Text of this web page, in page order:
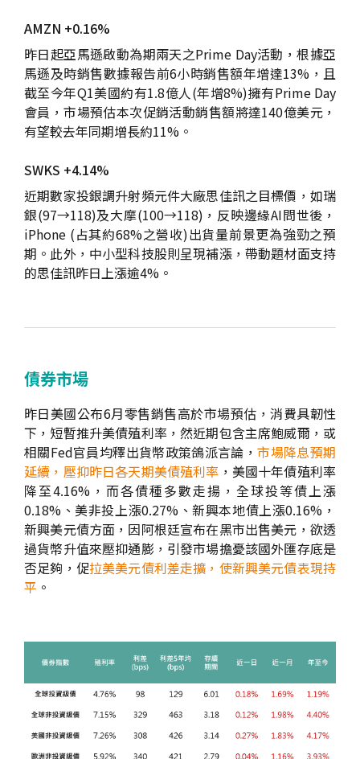
AMZN +0.16%
昨日起亞馬遜啟動為期兩天之Prime Day活動，根據亞
馬遜及時銷售數據報告前6小時銷售額年增達13%，且
截至今年Q1美國約有1.8億人(年增8%)擁有Prime Day
會員，市場預估本次促銷活動銷售額將達140億美元，
有望較去年同期增長約11%。
SWKS +4.14%
近期數家投銀調升射頻元件大廠思佳訊之目標價，如瑞
銀(97→118)及大摩(100→118)，反映邊緣AI問世後，
iPhone (占其約68%之營收)出貨量前景更為強勁之預
期。此外，中小型科技股則呈現補漲，帶動題材面支持
的思佳訊昨日上漲逾4%。
債券市場
昨日美國公布6月零售銷售高於市場預估，消費具韌性
下，短暫推升美債殖利率，然近期包含主席鮑威爾，或
相關Fed官員均釋出貨幣政策鴿派言論，市場降息預期
延續，壓抑昨日各天期美債殖利率 ，美國十年債殖利率
降至4.16%，而各債種多數走揚，全球投等債上漲
0.18%、美非投上漲0.27%、新興本地債上漲0.16%，
新興美元債方面，因阿根廷宣布在黑市出售美元，欲透
過貨幣升值來壓抑通膨，引發市場擔憂該國外匯存底是
否足夠，促拉美美元債利差走擴，使新興美元債表現持
平 。